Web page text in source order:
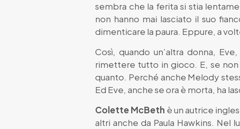
sembra che la ferita si stia
non hanno mai lasciato il suo
dimenticare la paura. Eppure, a
Così, quando un’altra donna,
rimettere tutto in gioco. E, se
quanto. Perché anche Melody
Ed Eve, anche se ora è morta, ha
Colette McBeth è un autrice
altri anche da Paula Hawkins. Nel